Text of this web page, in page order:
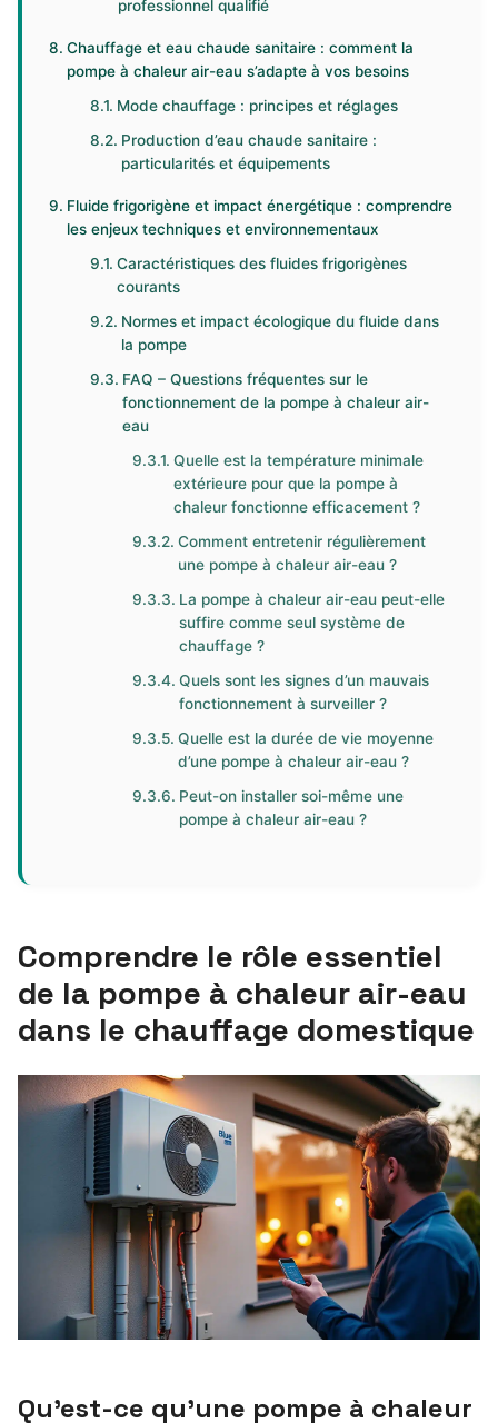
professionnel qualifié
Chauffage et eau chaude sanitaire : comment la
pompe à chaleur air-eau s’adapte à vos besoins
Mode chauffage : principes et réglages
Production d’eau chaude sanitaire :
particularités et équipements
Fluide frigorigène et impact énergétique : comprendre
les enjeux techniques et environnementaux
Caractéristiques des fluides frigorigènes
courants
Normes et impact écologique du fluide dans
la pompe
FAQ – Questions fréquentes sur le
fonctionnement de la pompe à chaleur air-
eau
Quelle est la température minimale
extérieure pour que la pompe à
chaleur fonctionne efficacement ?
Comment entretenir régulièrement
une pompe à chaleur air-eau ?
La pompe à chaleur air-eau peut-elle
suffire comme seul système de
chauffage ?
Quels sont les signes d’un mauvais
fonctionnement à surveiller ?
Quelle est la durée de vie moyenne
d’une pompe à chaleur air-eau ?
Peut-on installer soi-même une
pompe à chaleur air-eau ?
Comprendre le rôle essentiel
de la pompe à chaleur air-eau
dans le chauffage domestique
Qu’est-ce qu’une pompe à chaleur